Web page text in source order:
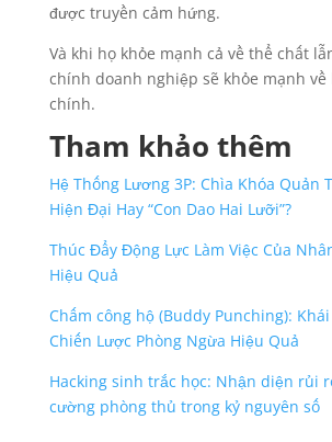
được truyền cảm hứng.
Và khi họ khỏe mạnh cả về thể chất
chính doanh nghiệp sẽ khỏe mạnh
chính.
Tham khảo thêm
Hệ Thống Lương 3P: Chìa Khóa Quản
Hiện Đại Hay “Con Dao Hai Lưỡi”?
Thúc Đẩy Động Lực Làm Việc Của
Hiệu Quả
Chấm công hộ (Buddy Punching):
Chiến Lược Phòng Ngừa Hiệu Quả
Hacking sinh trắc học: Nhận diện rủi
cường phòng thủ trong kỷ nguyên số